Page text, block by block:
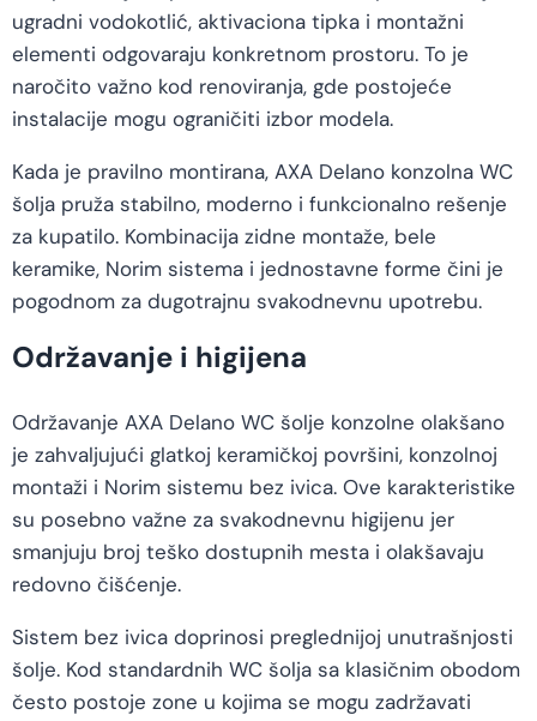
ugradni vodokotlić, aktivaciona tipka i montažni
elementi odgovaraju konkretnom prostoru. To je
naročito važno kod renoviranja, gde postojeće
instalacije mogu ograničiti izbor modela.
Kada je pravilno montirana, AXA Delano konzolna WC
šolja pruža stabilno, moderno i funkcionalno rešenje
za kupatilo. Kombinacija zidne montaže, bele
keramike, Norim sistema i jednostavne forme čini je
pogodnom za dugotrajnu svakodnevnu upotrebu.
Održavanje i higijena
Održavanje AXA Delano WC šolje konzolne olakšano
je zahvaljujući glatkoj keramičkoj površini, konzolnoj
montaži i Norim sistemu bez ivica. Ove karakteristike
su posebno važne za svakodnevnu higijenu jer
smanjuju broj teško dostupnih mesta i olakšavaju
redovno čišćenje.
Sistem bez ivica doprinosi preglednijoj unutrašnjosti
šolje. Kod standardnih WC šolja sa klasičnim obodom
često postoje zone u kojima se mogu zadržavati